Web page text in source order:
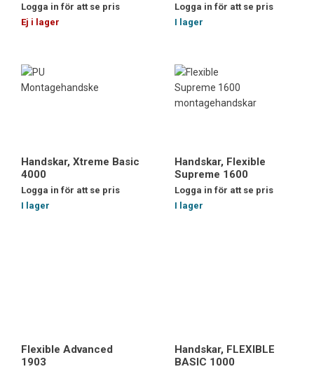
Logga in för att se pris
Ej i lager
Logga in för att se pris
I lager
Handskar, Xtreme Basic
4000
Logga in för att se pris
I lager
Handskar, Flexible
Supreme 1600
Logga in för att se pris
I lager
Flexible Advanced
1903
Handskar, FLEXIBLE
BASIC 1000